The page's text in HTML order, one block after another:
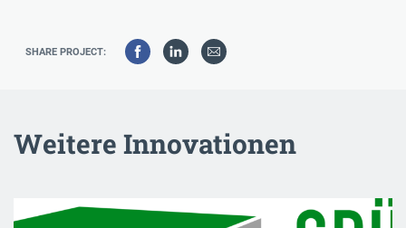
SHARE PROJECT:
Weitere Innovationen